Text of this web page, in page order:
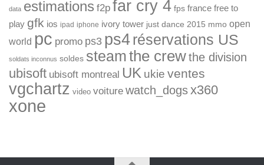
data estimations f2p far cry 4 fps france free to
play gfk ios ipad iphone ivory tower just dance 2015 mmo open
world pc promo ps3 ps4réservations US
soldats inconnus soldes steamthe crewthe division
ubisoft ubisoft montreal UK ukie ventes
vgchartz video voiture watch_dogsx360
xone